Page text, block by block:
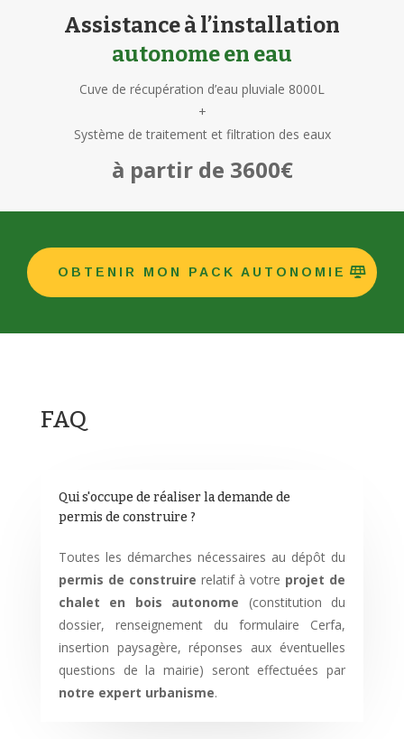
Assistance à l’installation
autonome en eau
Cuve de récupération d’eau pluviale 8000L
+
Système de traitement et filtration des eaux
à partir de 3600€
OBTENIR MON PACK AUTONOMIE
FAQ
Qui s'occupe de réaliser la demande de
permis de construire ?
Toutes les démarches nécessaires au dépôt du
permis de construire relatif à votre projet de
chalet en bois autonome (constitution du
dossier, renseignement du formulaire Cerfa,
insertion paysagère, réponses aux éventuelles
questions de la mairie) seront effectuées par
notre expert urbanisme.